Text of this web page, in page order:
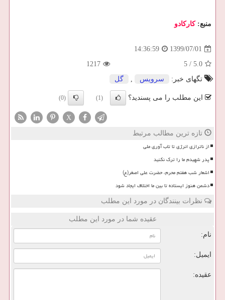
منبع:كاركادو
1399/07/01
14:36:59
5.0
/
5
1217
تگهای خبر:
سرویس , گل
این مطلب را می پسندید؟ (1)
(0)
X
تازه ترین مطالب مرتبط
از ناترازی انرژی تا تاب آوری ملی
پدر شهیدم ما را ترک نکنید
اشعار شب هفتم محرم، حضرت علی اصغر(ع)
دشمن هنوز ایستاده تا بین ما اختلاف ایجاد شود
نظرات بینندگان در مورد این مطلب
عقیده شما در مورد این مطلب
نام:
ایمیل:
عقیده: